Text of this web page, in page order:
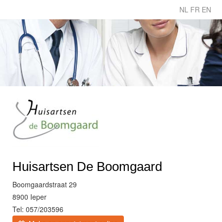
NL FR EN
Huisartsen De Boomgaard
Boomgaardstraat 29
8900 Ieper
Tel: 057/203596